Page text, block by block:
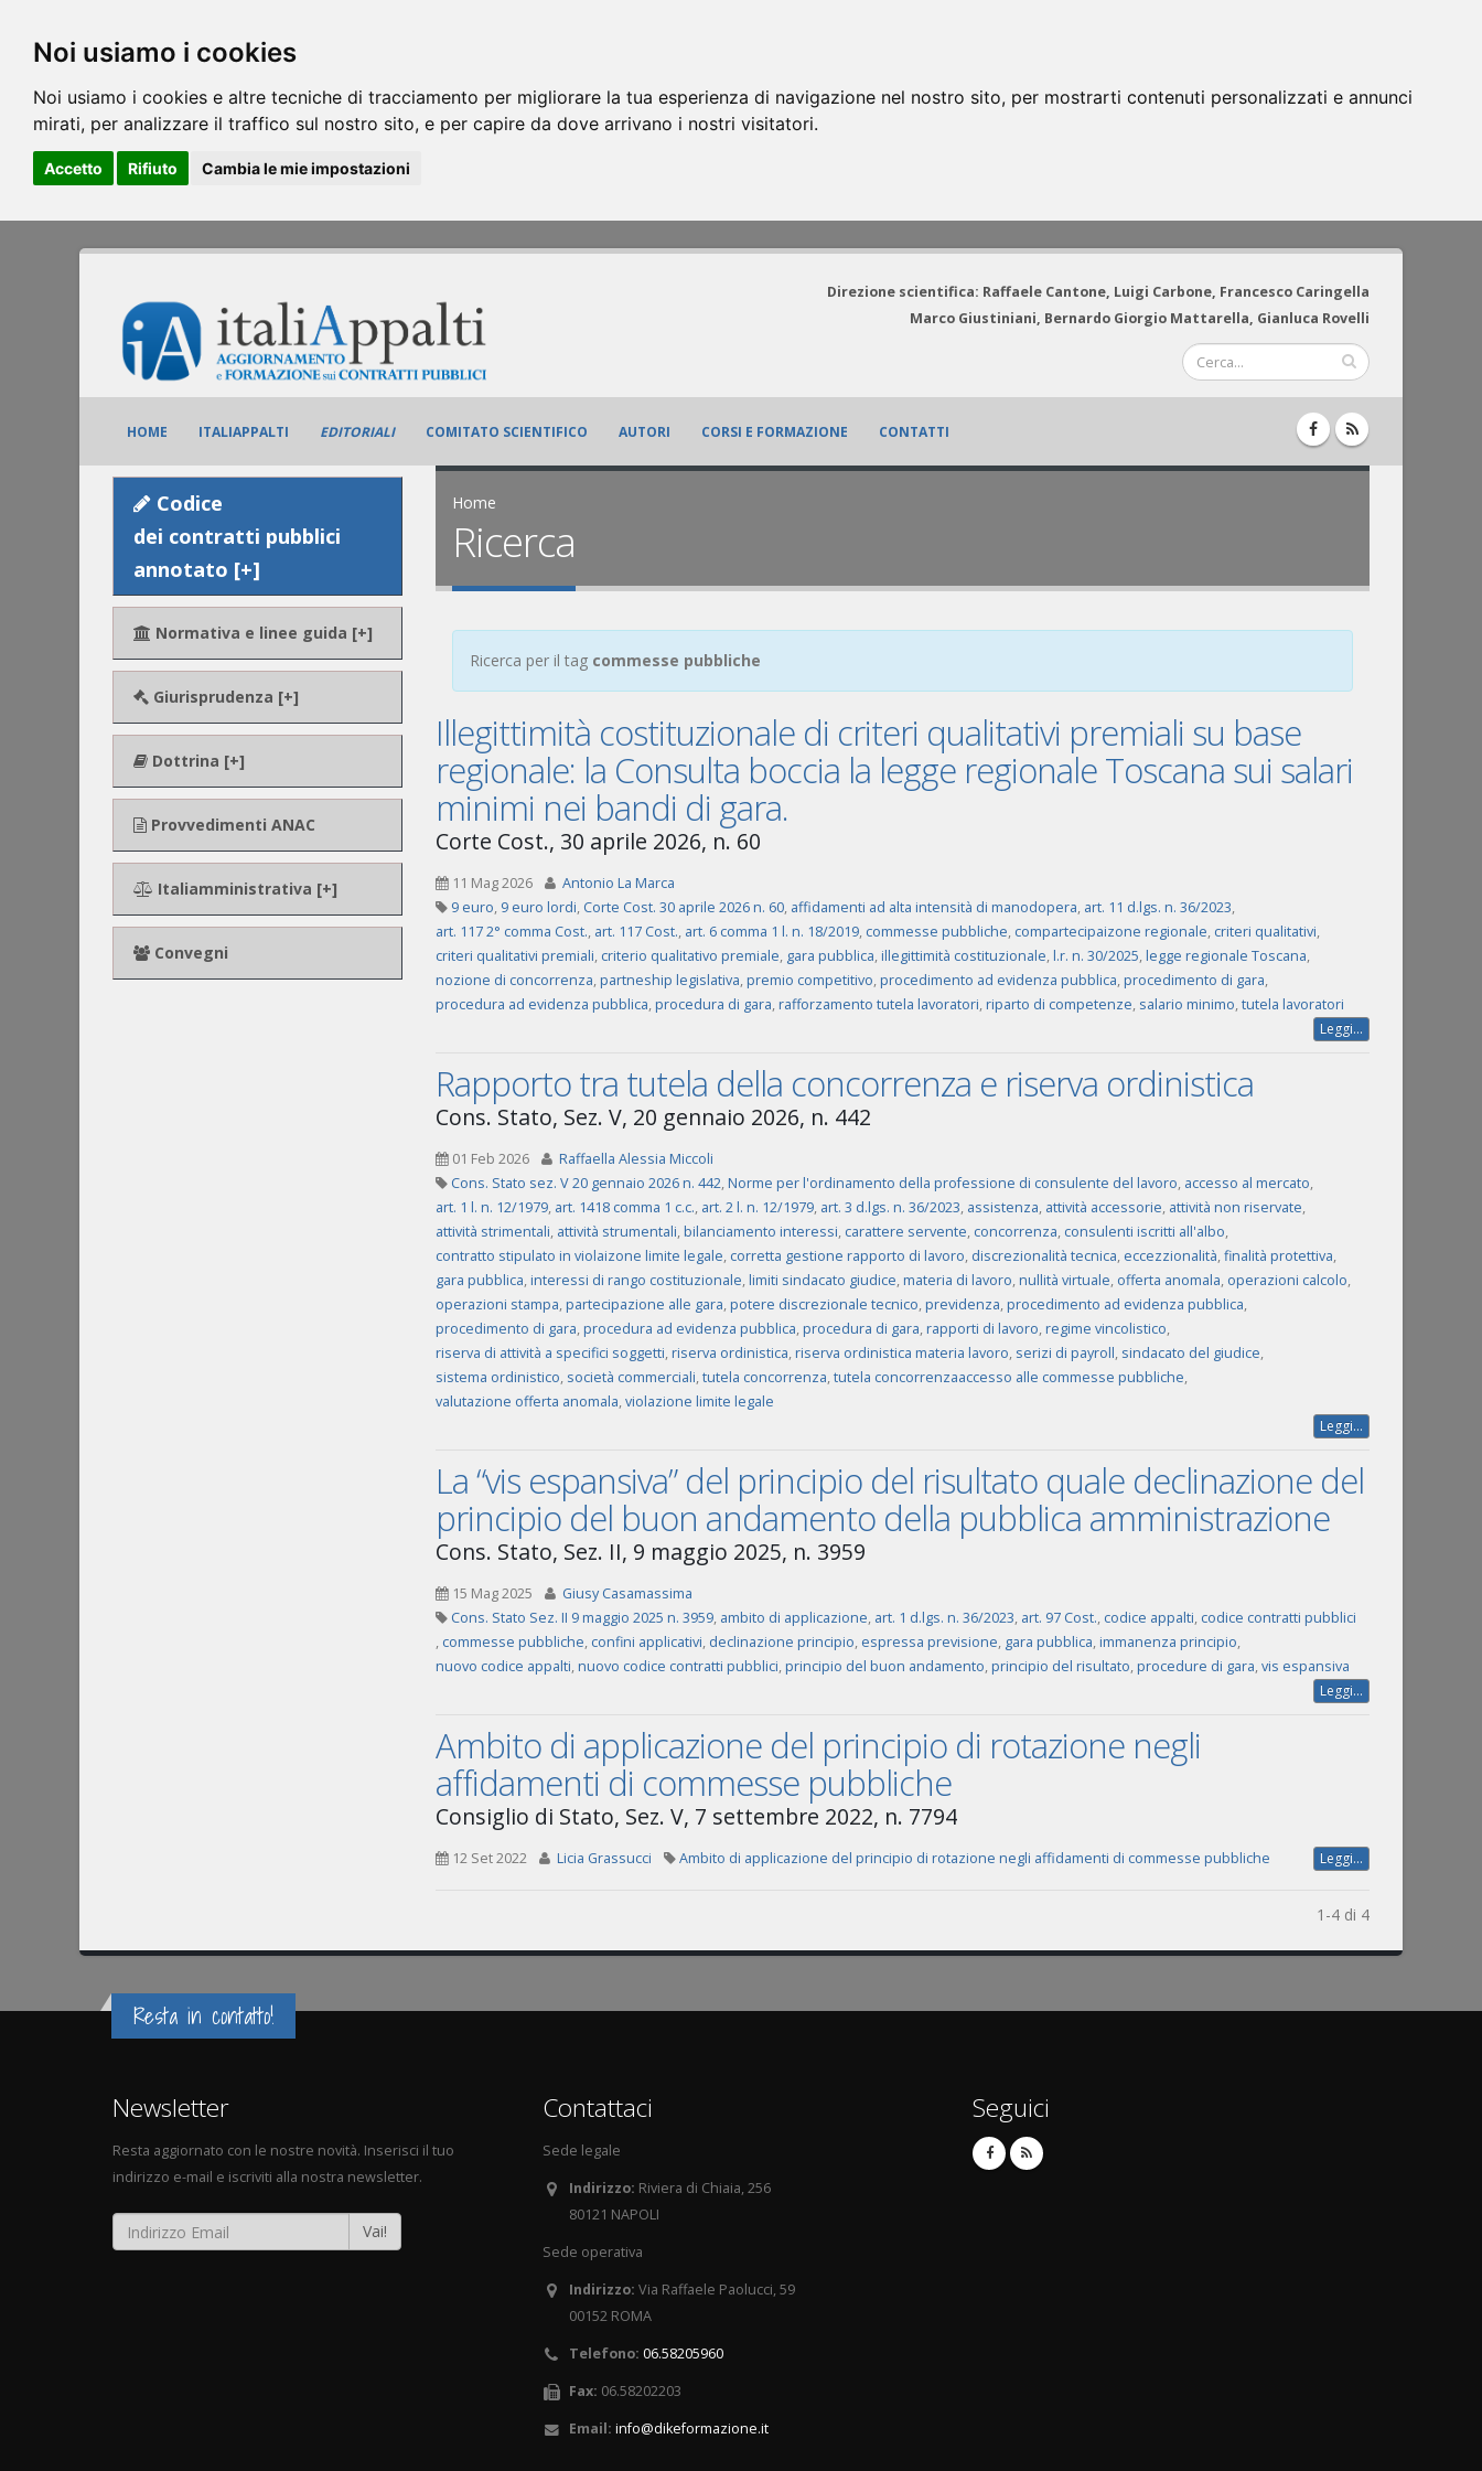
Noi usiamo i cookies
Noi usiamo i cookies e altre tecniche di tracciamento per migliorare la tua esperienza di navigazione nel nostro sito, per mostrarti contenuti personalizzati e annunci
mirati, per analizzare il traffico sul nostro sito, e per capire da dove arrivano i nostri visitatori.
Accetto Rifiuto Cambia le mie impostazioni
Direzione scientifica: Raffaele Cantone, Luigi Carbone, Francesco Caringella
Marco Giustiniani, Bernardo Giorgio Mattarella, Gianluca Rovelli
HOME ITALIAPPALTI EDITORIALI COMITATO SCIENTIFICO AUTORI CORSI E FORMAZIONE CONTATTI
Codice
dei contratti pubblici
annotato [+]
Normativa e linee guida [+]
Giurisprudenza [+]
Dottrina [+]
Provvedimenti ANAC
Italiamministrativa [+]
Convegni
Home
Ricerca
Ricerca per il tag commesse pubbliche
Illegittimità costituzionale di criteri qualitativi premiali su base
regionale: la Consulta boccia la legge regionale Toscana sui salari
minimi nei bandi di gara.
Corte Cost., 30 aprile 2026, n. 60
11 Mag 2026
Antonio La Marca
9 euro, 9 euro lordi, Corte Cost. 30 aprile 2026 n. 60, affidamenti ad alta intensità di manodopera, art. 11 d.lgs. n. 36/2023,
art. 117 2° comma Cost., art. 117 Cost., art. 6 comma 1 l. n. 18/2019, commesse pubbliche, compartecipaizone regionale, criteri qualitativi,
criteri qualitativi premiali, criterio qualitativo premiale, gara pubblica,illegittimità costituzionale,l.r. n. 30/2025,legge regionale Toscana,
nozione di concorrenza,partneship legislativa,premio competitivo,procedimento ad evidenza pubblica,procedimento di gara,
procedura ad evidenza pubblica,procedura di gara,rafforzamento tutela lavoratori,riparto di competenze, salario minimo,tutela lavoratori
Leggi...
Rapporto tra tutela della concorrenza e riserva ordinistica
Cons. Stato, Sez. V, 20 gennaio 2026, n. 442
01 Feb 2026
Raffaella Alessia Miccoli
Cons. Stato sez. V 20 gennaio 2026 n. 442,Norme per l'ordinamento della professione di consulente del lavoro, accesso al mercato,
art. 1 l. n. 12/1979, art. 1418 comma 1 c.c., art. 2 l. n. 12/1979, art. 3 d.lgs. n. 36/2023, assistenza, attività accessorie, attività non riservate,
attività strimentali, attività strumentali,bilanciamento interessi, carattere servente, concorrenza, consulenti iscritti all'albo,
contratto stipulato in violaizone limite legale, corretta gestione rapporto di lavoro, discrezionalità tecnica, eccezzionalità,finalità protettiva,
gara pubblica,interessi di rango costituzionale,limiti sindacato giudice,materia di lavoro,nullità virtuale, offerta anomala, operazioni calcolo,
operazioni stampa,partecipazione alle gara,potere discrezionale tecnico,previdenza,procedimento ad evidenza pubblica,
procedimento di gara,procedura ad evidenza pubblica,procedura di gara,rapporti di lavoro,regime vincolistico,
riserva di attività a specifici soggetti,riserva ordinistica,riserva ordinistica materia lavoro, serizi di payroll, sindacato del giudice,
sistema ordinistico, società commerciali,tutela concorrenza,tutela concorrenzaaccesso alle commesse pubbliche,
valutazione offerta anomala,violazione limite legale
Leggi...
La “vis espansiva” del principio del risultato quale declinazione del
principio del buon andamento della pubblica amministrazione
Cons. Stato, Sez. II, 9 maggio 2025, n. 3959
15 Mag 2025
Giusy Casamassima
Cons. Stato Sez. II 9 maggio 2025 n. 3959, ambito di applicazione, art. 1 d.lgs. n. 36/2023, art. 97 Cost., codice appalti, codice contratti pubblici
, commesse pubbliche, confini applicativi, declinazione principio, espressa previsione, gara pubblica,immanenza principio,
nuovo codice appalti,nuovo codice contratti pubblici,principio del buon andamento,principio del risultato,procedure di gara,vis espansiva
Leggi...
Ambito di applicazione del principio di rotazione negli
affidamenti di commesse pubbliche
Consiglio di Stato, Sez. V, 7 settembre 2022, n. 7794
12 Set 2022 Licia Grassucci Ambito di applicazione del principio di rotazione negli affidamenti di commesse pubbliche Leggi...
1-4 di 4
Resta in contatto!
Newsletter
Resta aggiornato con le nostre novità. Inserisci il tuo
indirizzo e-mail e iscriviti alla nostra newsletter.
Vai!
Contattaci
Sede legale
Indirizzo: Riviera di Chiaia, 256
80121 NAPOLI
Sede operativa
Indirizzo: Via Raffaele Paolucci, 59
00152 ROMA
Telefono: 06.58205960
Fax: 06.58202203
Email: info@dikeformazione.it
Seguici